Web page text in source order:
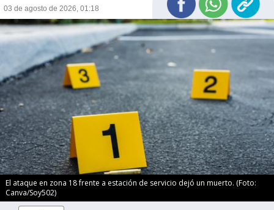
03 de agosto de 2026, 01:18
El ataque en zona 18 frente a estación de servicio dejó un muerto. (Foto:
Canva/Soy502)